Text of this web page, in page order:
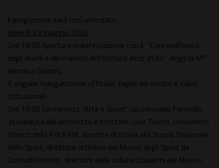
Il programma sarà così articolato:
Venerdì 29 maggio 2026
Ore 18.00 Apertura manifestazione con il "Coro polifonico
degli alunni e dei maestri dell'Istituto Arco d'Oro" dirige la M°
Veronica Garroni;
A seguire Inaugurazione ufficiale: taglio del nastro e saluti
istituzionali;
Ore 19.00 Conferenza "Arte e Sport": un connubio Fecondo,
presieduta dall'architetto e scrittore Livio Toschi, consulente
storico della FIJLKAM, docente di storia alla Scuola Nazionale
dello Sport, direttore artistico del Museo degli Sport da
Combattimento, direttore della collana Quaderni del Museo;